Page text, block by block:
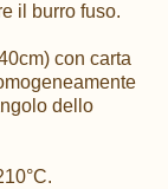
il burro fuso.
con carta
dello